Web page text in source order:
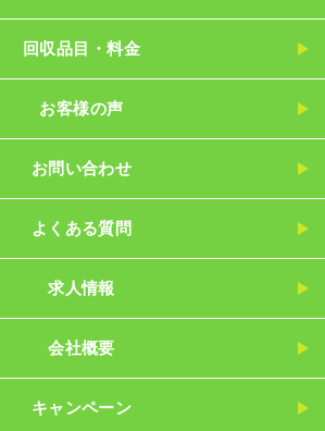
回収品目・料金
お客様の声
お問い合わせ
よくある質問
求人情報
会社概要
キャンペーン